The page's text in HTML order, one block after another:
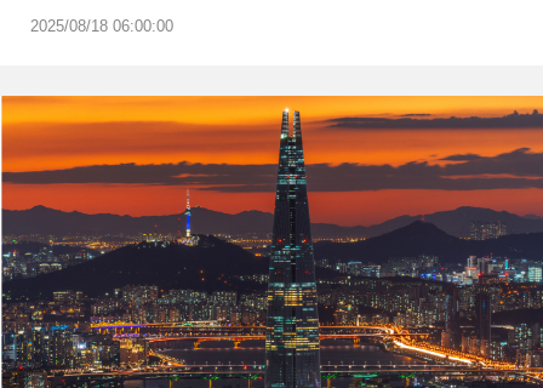
2025/08/18 06:00:00